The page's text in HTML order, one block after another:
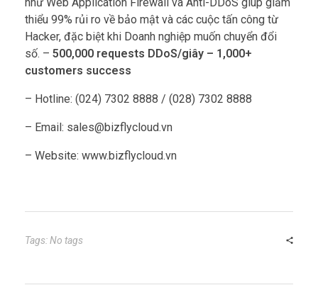
như Web Application Firewall và Anti-DDoS giúp giảm
thiểu 99% rủi ro về bảo mật và các cuộc tấn công từ
Hacker, đặc biệt khi Doanh nghiệp muốn chuyển đổi
số. – 500,000 requests DDoS/giây – 1,000+
customers success
– Hotline: (024) 7302 8888 / (028) 7302 8888
– Email: sales@bizflycloud.vn
– Website: www.bizflycloud.vn
Tags: No tags